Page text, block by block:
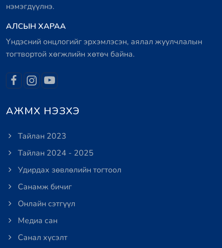
нэмэгдүүлнэ.
АЛСЫН ХАРАА
Үндэсний онцлогийг эрхэмлэсэн, аялал жуулчлалын
тогтвортой хөгжлийн хөтөч байна.
АЖМХ НЭЗХЭ
Тайлан 2023
Тайлан 2024 - 2025
Удирдах зөвлөлийн тогтоол
Санамж бичиг
Онлайн сэтгүүл
Медиа сан
Санал хүсэлт